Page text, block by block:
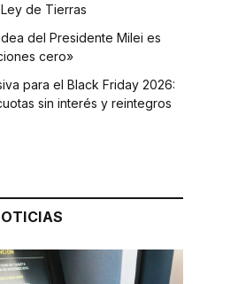
de Tierras
del Presidente Milei es
cero»
para el Black Friday 2026:
sin interés y reintegros